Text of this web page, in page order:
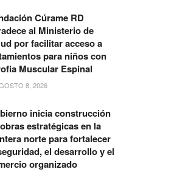
Cúrame RD
al Ministerio de
por facilitar acceso a
para niños con
Muscular Espinal
8, 2026
inicia construcción
estratégicas en la
norte para fortalecer
el desarrollo y el
organizado